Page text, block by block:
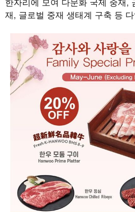
재, 글로벌 중재 생태계 구축 등